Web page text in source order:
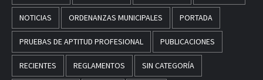
NOTICIAS ORDENANZAS MUNICIPALES PORTADA
PRUEBAS DE APTITUD PROFESIONAL PUBLICACIONES
RECIENTES REGLAMENTOS SIN CATEGORÍA